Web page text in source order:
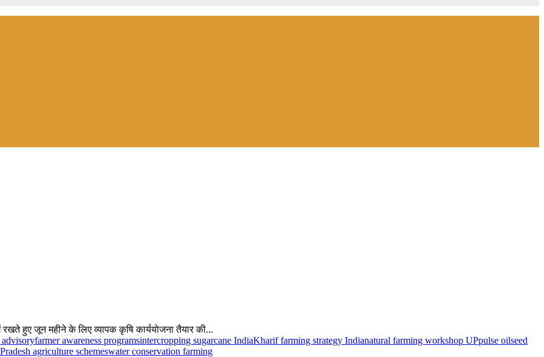
हुए जून महीने के लिए व्यापक कृषि कार्ययोजना तैयार की...
farmer awareness programsintercropping sugarcane IndiaKharif farming strategy Indianatural farming workshop UPpulse oilseed
agriculture schemeswater conservation farming